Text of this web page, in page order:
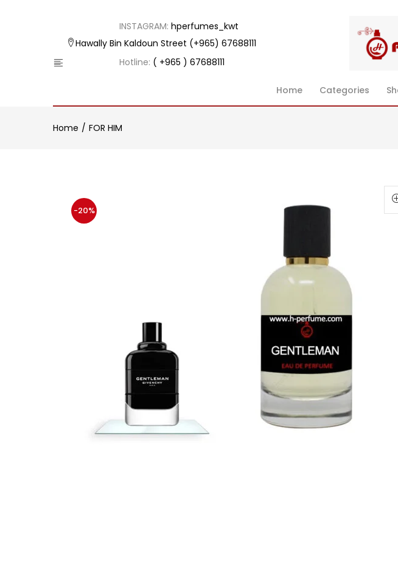
INSTAGRAM: hperfumes_kwt
Hawally Bin Kaldoun Street (+965) 67688111
Hotline: ( +965 ) 67688111
Home Categories
Home FOR HIM
-20%